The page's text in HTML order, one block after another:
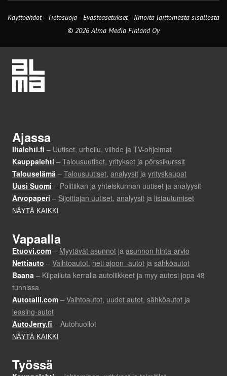
Käyttöehdot - Tietosuoja -Evästeasetukset- Ilmoita laittomasta sisällöstä
© 2026 Alma Media Finland Oy